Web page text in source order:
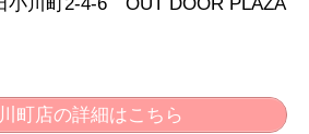
町店の詳細はこちら